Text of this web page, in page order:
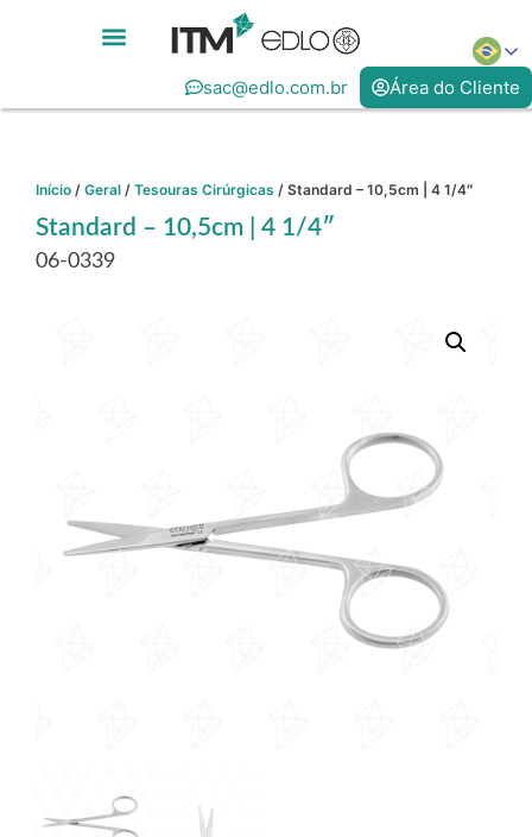
sac@edlo.com.br Área do Cliente
Início / Geral / Tesouras Cirúrgicas / Standard – 10,5cm | 4 1/4″
Standard – 10,5cm | 4 1/4″
06-0339